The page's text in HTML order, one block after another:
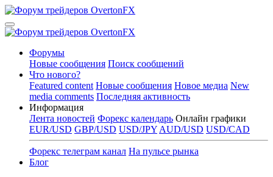
Форумы
Новые сообщения Поиск сообщений
Что нового?
Featured content Новые сообщения Новое медиа New
media comments Последняя активность
Информация
Лента новостей Форекс календарь Онлайн графики
EUR/USD GBP/USD USD/JPY AUD/USD USD/CAD
Форекс телеграм канал На пульсе рынка
Блог